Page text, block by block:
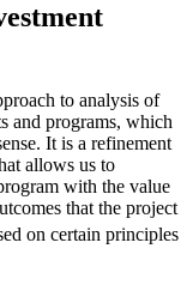
to analysis of
and programs, which
It is a refinement
allows us to
with the value
that the project
on certain principles